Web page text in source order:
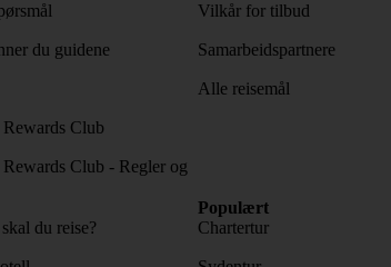
du guidene
Club
Club - Regler og
Vilkår for tilbud
Samarbeidspartnere
Alle reisemål
du reise?
Populært
Chartertur